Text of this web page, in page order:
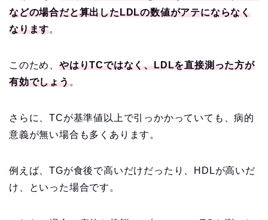
などの場合だと算出したLDLの数値がアテにならなく
なります。
このため、 やはりTCではなく、LDLを直接測った方が
有効でしょう。
さらに、TCが基準値以上で引っかかっていても、病的
意義が無い場合も多くあります。
例えば、TGが食後で高いだけだったり、HDLが高いだ
け、といった場合です。